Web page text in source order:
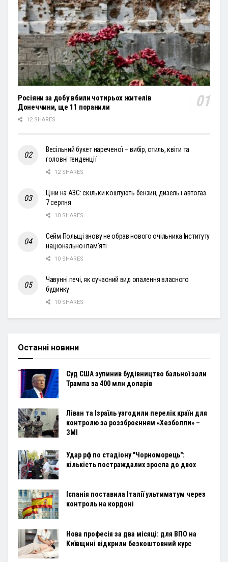
Росіяни за добу вбили чотирьох жителів
Донеччини, ще 11 поранили
12 SHARES
Весільний букет нареченої – вибір, стиль, квіти та
головні тенденції
12 SHARES
Ціни на АЗС: скільки коштують бензин, дизель і автогаз
7 серпня
10 SHARES
Сейм Польщі знову не обрав нового очільника Інституту
національної пам’яті
10 SHARES
Чавунні печі, як сучасний вид опалення власного
будинку
10 SHARES
Останні новини
Суд США зупинив будівництво бальної зали
Трампа за 400 млн доларів
Ліван та Ізраїль узгодили перелік країн для
контролю за роззброєнням «Хезболли» –
ЗМІ
Удар рф по стадіону "Чорноморець":
кількість постраждалих зросла до двох
Іспанія поставила Італії ультиматум через
контроль на кордоні
Нова професія за два місяці: для ВПО на
Київщині відкрили безкоштовний курс